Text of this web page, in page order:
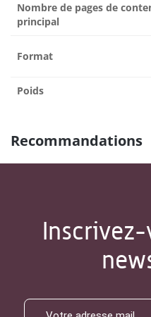
Nombre de pages de
principal
Format
Poids
Recommandations